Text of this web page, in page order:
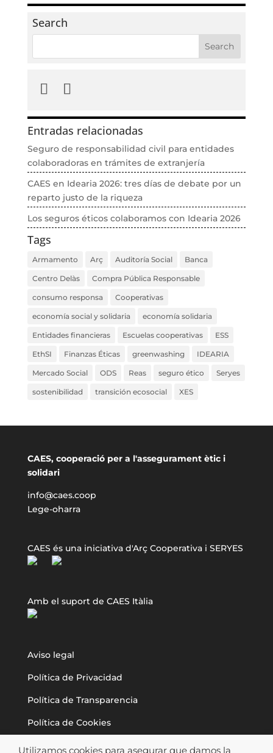
Search
Entradas relacionadas
Seguro de responsabilidad civil para entidades
colaboradoras en trámites de extranjería
CAES en Idearia 2026: tres días de debate por un
reparto justo de la riqueza
Los seguros éticos colaboramos con Idearia 2026
Tags
Armamento Arç Auditoría Social Banca
Centro Delàs Compra Pública Responsable
consumo responsa Cooperativas
economía social y solidaria economía solidaria
Entidades financieras Escuelas cooperativas ESS
EthSI Finanzas Éticas greenwashing IDEARIA
Mercado Social ODS Reas seguro ético Seryes
sostenibilidad transición ecosocial XES
CAES, cooperació per a l'assegurament ètic i
solidari
info@caes.coop
Lege-oharra
CAES és una iniciativa d'Arç Cooperativa i SERYES
Amb el suport de CAES Itàlia
Aviso legal
Política de Privacidad
Política de Transparencia
Política de Cookies
Utilizamos cookies para asegurar que damos la